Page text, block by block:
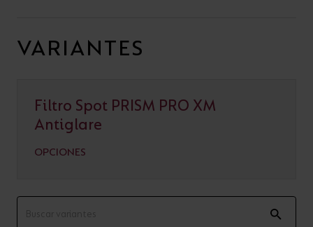
VARIANTES
Filtro Spot PRISM PRO XM
Antiglare
OPCIONES